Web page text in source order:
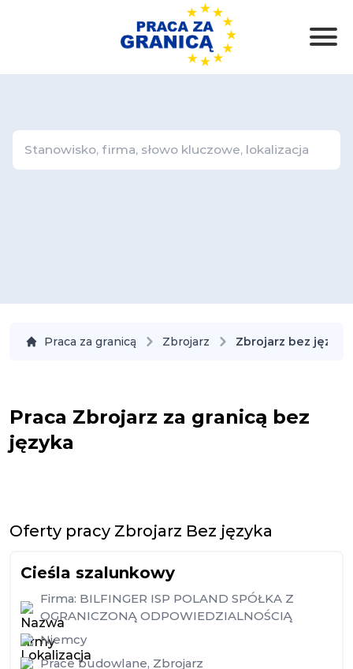
Praca za granicą Zbrojarz Zbrojarz bez języka
Praca Zbrojarz za granicą bez
języka
Oferty pracy Zbrojarz Bez języka
Cieśla szalunkowy
Firma: BILFINGER ISP POLAND SPÓŁKA Z
OGRANICZONĄ ODPOWIEDZIALNOŚCIĄ
Niemcy
Prace budowlane, Zbrojarz